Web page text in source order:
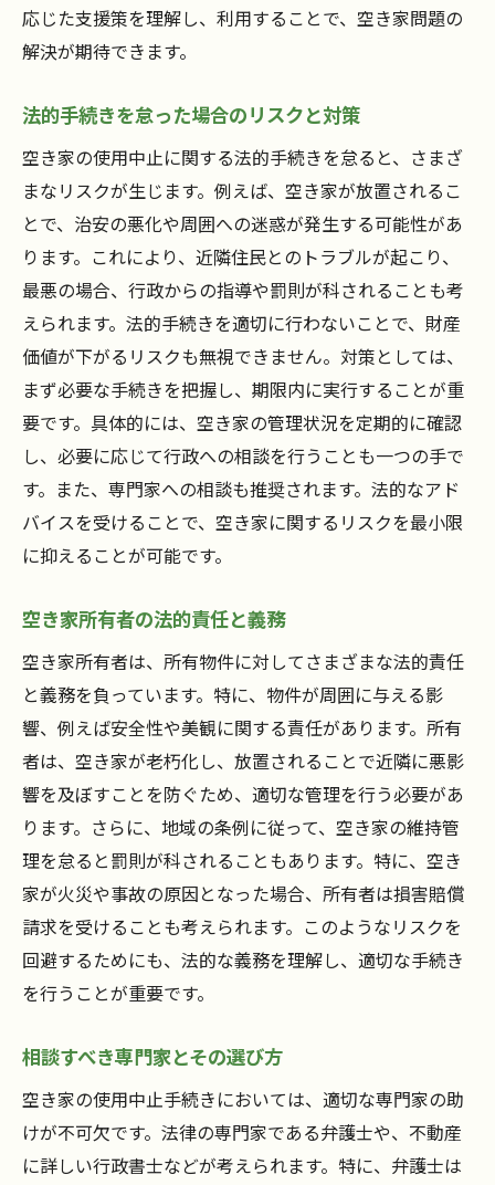
応じた支援策を理解し、利用することで、空き家問題の
解決が期待できます。
法的手続きを怠った場合のリスクと対策
空き家の使用中止に関する法的手続きを怠ると、さまざ
まなリスクが生じます。例えば、空き家が放置されるこ
とで、治安の悪化や周囲への迷惑が発生する可能性があ
ります。これにより、近隣住民とのトラブルが起こり、
最悪の場合、行政からの指導や罰則が科されることも考
えられます。法的手続きを適切に行わないことで、財産
価値が下がるリスクも無視できません。対策としては、
まず必要な手続きを把握し、期限内に実行することが重
要です。具体的には、空き家の管理状況を定期的に確認
し、必要に応じて行政への相談を行うことも一つの手で
す。また、専門家への相談も推奨されます。法的なアド
バイスを受けることで、空き家に関するリスクを最小限
に抑えることが可能です。
空き家所有者の法的責任と義務
空き家所有者は、所有物件に対してさまざまな法的責任
と義務を負っています。特に、物件が周囲に与える影
響、例えば安全性や美観に関する責任があります。所有
者は、空き家が老朽化し、放置されることで近隣に悪影
響を及ぼすことを防ぐため、適切な管理を行う必要があ
ります。さらに、地域の条例に従って、空き家の維持管
理を怠ると罰則が科されることもあります。特に、空き
家が火災や事故の原因となった場合、所有者は損害賠償
請求を受けることも考えられます。このようなリスクを
回避するためにも、法的な義務を理解し、適切な手続き
を行うことが重要です。
相談すべき専門家とその選び方
空き家の使用中止手続きにおいては、適切な専門家の助
けが不可欠です。法律の専門家である弁護士や、不動産
に詳しい行政書士などが考えられます。特に、弁護士は